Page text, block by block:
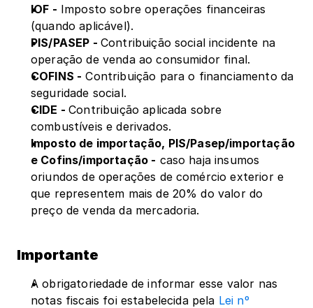
IOF - Imposto sobre operações financeiras
(quando aplicável).
PIS/PASEP - Contribuição social incidente na
operação de venda ao consumidor final.
COFINS - Contribuição para o financiamento da
seguridade social.
CIDE - Contribuição aplicada sobre
combustíveis e derivados.
Imposto de importação, PIS/Pasep/importação
e Cofins/importação - caso haja insumos
oriundos de operações de comércio exterior e
que representem mais de 20% do valor do
preço de venda da mercadoria.
Importante
A obrigatoriedade de informar esse valor nas
notas fiscais foi estabelecida pela Lei nº